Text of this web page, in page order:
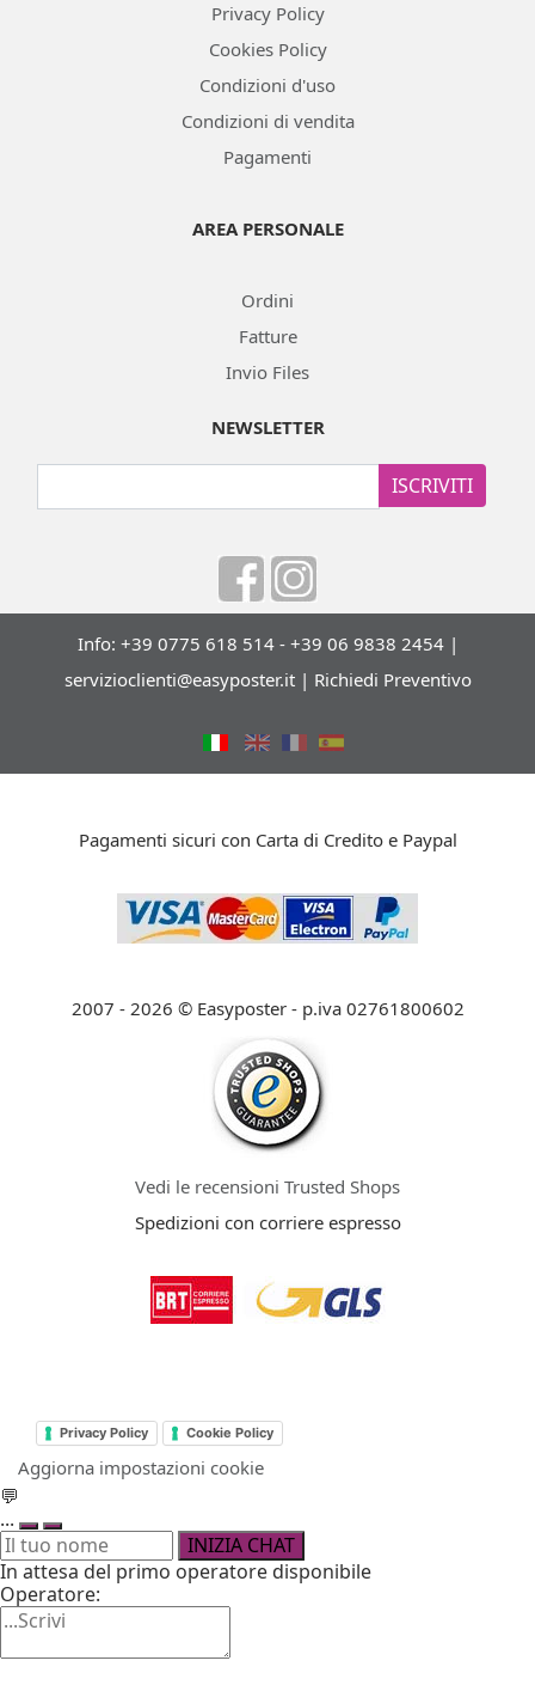
Privacy Policy
Cookies Policy
Condizioni d'uso
Condizioni di vendita
Pagamenti
AREA PERSONALE
Ordini
Fatture
Invio Files
NEWSLETTER
ISCRIVITI
Info: +39 0775 618 514 - +39 06 9838 2454 |
servizioclienti@easyposter.it| Richiedi Preventivo
Pagamenti sicuri con Carta di Credito e Paypal
2007 - 2026 © Easyposter - p.iva 02761800602
Vedi le recensioni Trusted Shops
Spedizioni con corriere espresso
Privacy Policy Cookie Policy
Aggiorna impostazioni cookie
💬
...
INIZIA CHAT
In attesa del primo operatore disponibile
Operatore: